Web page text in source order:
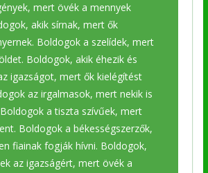
mert övék a mennyek
akik sírnak, mert ők
Boldogok a szelídek, mert
Boldogok, akik éhezik és
igazságot, mert ők kielégítést
az irgalmasok, mert nekik is
a tiszta szívűek, mert
Boldogok a békességszerzők,
fiainak fogják hívni. Boldogok,
az igazságért, mert övék a